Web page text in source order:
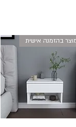
בהזמנה אישית